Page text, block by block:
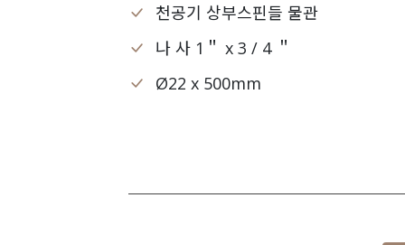
천공기 상부스핀들 물관
나 사 1＂ x 3 / 4 ＂
Ø22 x 500mm